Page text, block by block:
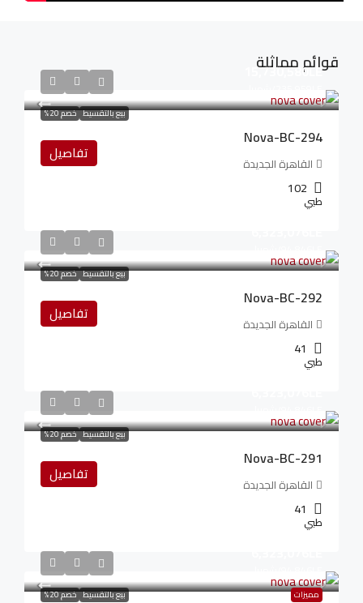
قوائم مماثلة
بيع بالتقسيط خصم 20%
15,730,580LE
Nova-BC-294
القاهرة الجديدة
102
طبي
تفاصيل
بيع بالتقسيط خصم 20%
Nova-BC-292
القاهرة الجديدة
41
طبي
تفاصيل
بيع بالتقسيط خصم 20%
Nova-BC-291
القاهرة الجديدة
41
طبي
تفاصيل
مميزات بيع بالتقسيط خصم 20%